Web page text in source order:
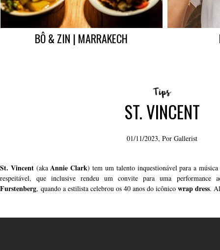
BÔ & ZIN | MARRAKECH
ST. VINCENT
01/11/2023, Por Gallerist
St. Vincent(akaAnnie Clark) tem um talento inquestionável para a
respeitável, que inclusive rendeu um convite para uma
Furstenberg, quando a estilista celebrou os 40 anos do icônico wrap dress.